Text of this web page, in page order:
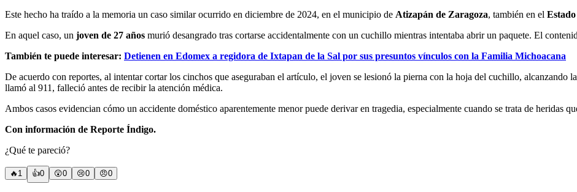
Este hecho ha traído a la memoria un caso similar ocurrido en diciembre de 2024, en el municipio de Atizapán de Zaragoza, también en el
En aquel caso, un joven de 27 años murió desangrado tras cortarse accidentalmente con un cuchillo mientras intentaba abrir un paquete. El
También te puede interesar: Detienen en Edomex a regidora de Ixtapan de la Sal por sus presuntos vínculos con la Familia Michoacana
De acuerdo con reportes, al intentar cortar los cinchos que aseguraban el artículo, el joven se lesionó la pierna con la hoja del cuchillo,
llamó al 911, falleció antes de recibir la atención médica.
Ambos casos evidencian cómo un accidente doméstico aparentemente menor puede derivar en tragedia, especialmente cuando se trata de heridas
Con información de Reporte Índigo.
¿Qué te pareció?
🔥 1 👍0 😲0 😢0 😠0